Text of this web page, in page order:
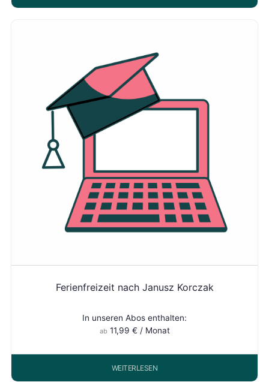
Ferienfreizeit nach Janusz Korczak
In unseren Abos enthalten:
ab 11,99 € / Monat
WEITERLESEN